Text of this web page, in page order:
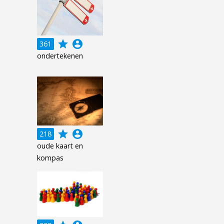
361 grade account_circle
ondertekenen
218 grade account_circle
oude kaart en
kompas